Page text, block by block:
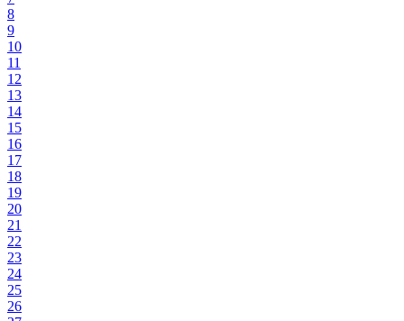
8
9
10
11
12
13
14
15
16
17
18
19
20
21
22
23
24
25
26